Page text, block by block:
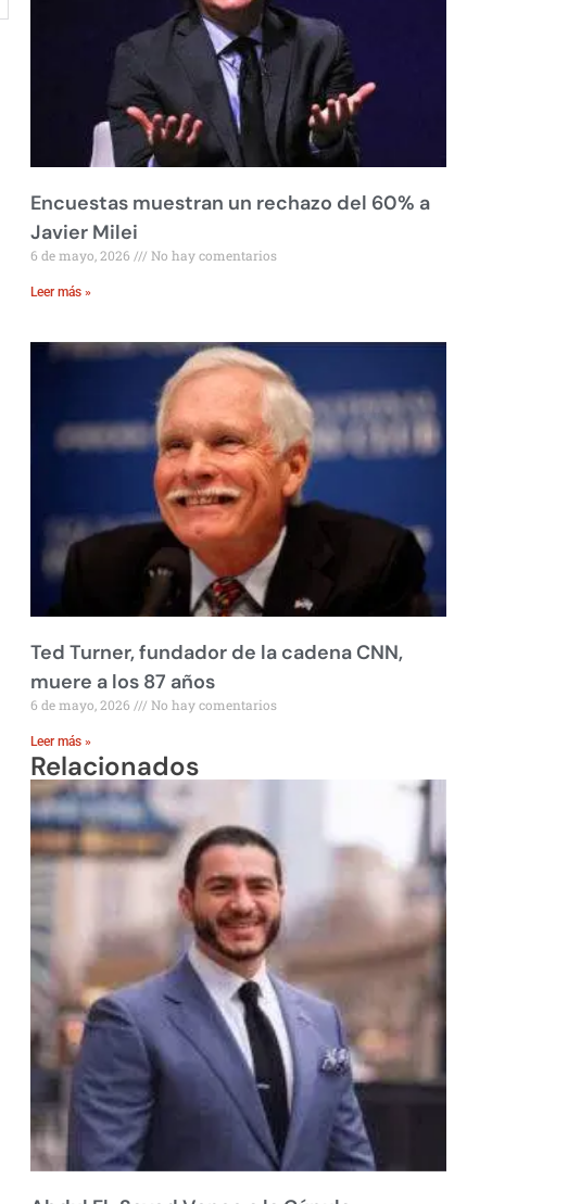
Encuestas muestran un rechazo del 60% a
Javier Milei
6 de mayo, 2026 No hay comentarios
Leer más »
Ted Turner, fundador de la cadena CNN,
muere a los 87 años
6 de mayo, 2026 No hay comentarios
Leer más »
Relacionados